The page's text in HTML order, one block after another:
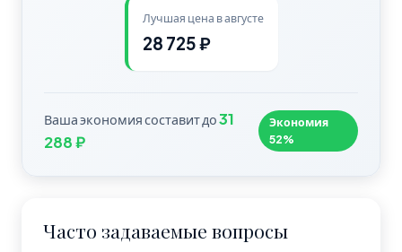
Лучшая цена в августе
28 725 ₽
Ваша экономия составит до31
288 ₽
Экономия
52%
Часто задаваемые вопросы